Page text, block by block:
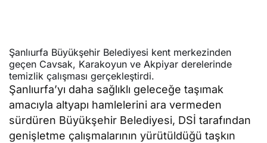
Şanlıurfa Büyükşehir Belediyesi kent merkezinden
geçen Cavsak, Karakoyun ve Akpiyar derelerinde
temizlik çalışması gerçekleştirdi.
Şanlıurfa’yı daha sağlıklı geleceğe taşımak
amacıyla altyapı hamlelerini ara vermeden
sürdüren Büyükşehir Belediyesi, DSİ tarafından
genişletme çalışmalarının yürütüldüğü taşkın